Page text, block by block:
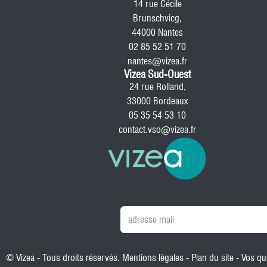
14 rue Cécile
Brunschvicg,
44000 Nantes
02 85 52 51 70
nantes@vizea.fr
Vizea Sud-Ouest
24 rue Rolland,
33000 Bordeaux
05 35 54 53 10
contact.vso@vizea.fr
© Vizea - Tous droits réservés. Mentions légales - Plan du site - Vos